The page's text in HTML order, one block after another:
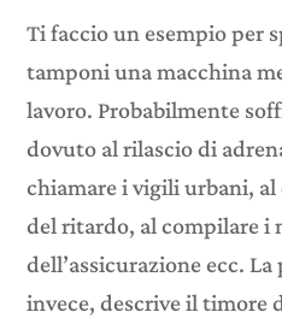
Ti faccio un esempio per
tamponi una macchina
lavoro. Probabilmente
dovuto al rilascio di
chiamare i vigili urbani, al
del ritardo, al compilare i
dell’assicurazione ecc.
invece, descrive il timore